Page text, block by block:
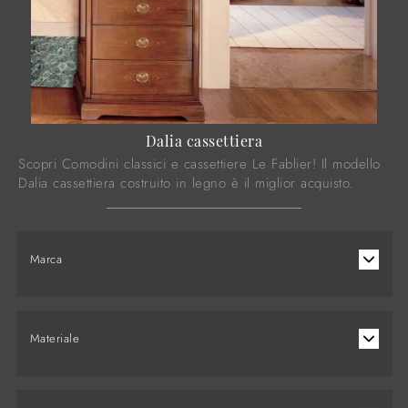
Marca
Materiale
Dalia cassettiera
Scopri Comodini classici e cassettiere Le Fablier! Il modello
Dalia cassettiera costruito in legno è il miglior acquisto.